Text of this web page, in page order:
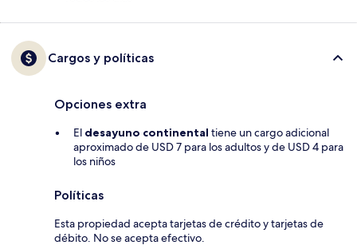
Cargos y políticas
Opciones extra
El desayuno continental tiene un cargo adicional
aproximado de USD 7 para los adultos y de USD 4 para
los niños
Políticas
Esta propiedad acepta tarjetas de crédito y tarjetas de
débito. No se acepta efectivo.